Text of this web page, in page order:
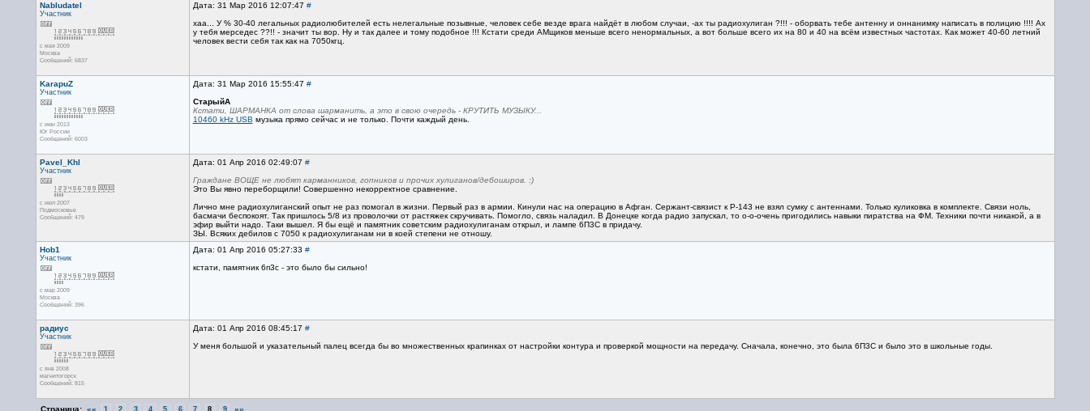
Nabludatel
Участник
с мая 2009
Москва
Сообщений: 6837
Дата: 31 Мар 2016 12:07:47 #
хаа... У % 30-40 легальных радиолюбителей есть нелегальные позывные, человек себе везде врага найдёт в любом случаи, -ах ты радиохулиган ?!!! - оборвать тебе антенну и оннанимку написать в полицию !!!! Ах
у тебя мерседес ??!! - значит ты вор. Ну и так далее и тому подобное !!! Кстати среди АМщиков меньше всего ненормальных, а вот больше всего их на 80 и 40 на всём известных частотах. Как может 40-60 летний
человек вести себя так как на 7050кгц.
KarapuZ
Участник
с июн 2013
Юг России
Сообщений: 6003
Дата: 31 Мар 2016 15:55:47 #
СтарыйА
Кстати, ШАРМАНКА от слова шарманить, а это в свою очередь - КРУТИТЬ МУЗЫКУ...
10460 kHz USB музыка прямо сейчас и не только. Почти каждый день.
Pavel_Khl
Участник
с июл 2007
Подмосковье
Сообщений: 479
Дата: 01 Апр 2016 02:49:07 #
Граждане ВОЩЕ не любят карманников, гопников и прочих хулиганов/дебоширов. :)
Это Вы явно переборщили! Совершенно некорректное сравнение.
Лично мне радиохулиганский опыт не раз помогал в жизни. Первый раз в армии. Кинули нас на операцию в Афган. Сержант-связист к Р-143 не взял сумку с антеннами. Только куликовка в комплекте. Связи ноль,
басмачи беспокоят. Так пришлось 5/8 из проволочки от растяжек скручивать. Помогло, связь наладил. В Донецке когда радио запускал, то о-о-очень пригодились навыки пиратства на ФМ. Техники почти никакой, а в
эфир выйти надо. Таки вышел. Я бы ещё и памятник советским радиохулиганам открыл, и лампе 6П3С в придачу.
ЗЫ. Всяких дебилов с 7050 к радиохулиганам ни в коей степени не отношу.
Hob1
Участник
с мар 2009
Москва
Сообщений: 396
Дата: 01 Апр 2016 05:27:33 #
кстати, памятник 6п3с - это было бы сильно!
радиус
Участник
с янв 2008
магнитогорск
Сообщений: 815
Дата: 01 Апр 2016 08:45:17 #
У меня большой и указательный палец всегда бы во множественных крапинках от настройки контура и проверкой мощности на передачу. Сначала, конечно, это была 6П3С и было это в школьные годы.
Страница: «« 1 2 3 4 5 6 7 8 9 »»